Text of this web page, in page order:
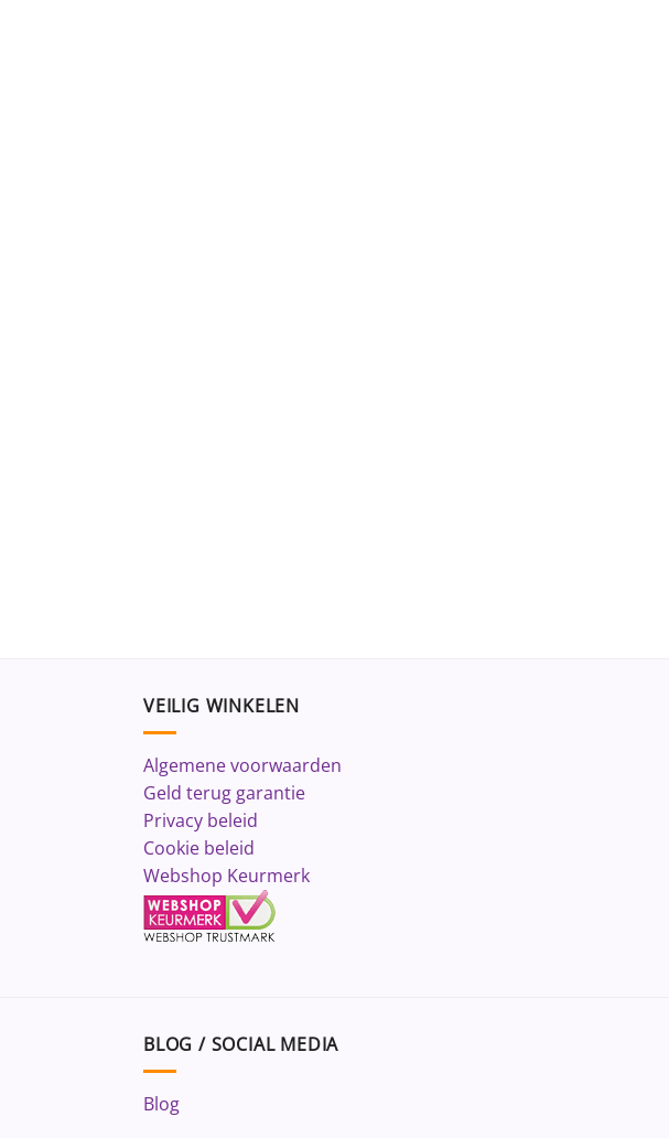
VEILIG WINKELEN
Algemene voorwaarden
Geld terug garantie
Privacy beleid
Cookie beleid
Webshop Keurmerk
BLOG / SOCIAL MEDIA
Blog